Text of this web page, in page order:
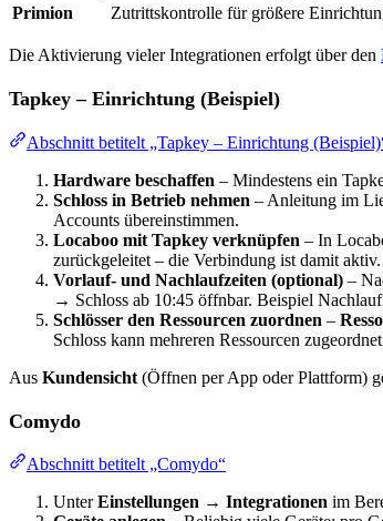
Primion
Zutrittskontrolle für größere
Die Aktivierung vieler Integrationen erfolgt über den
Tapkey – Einrichtung (Beispiel)
Abschnitt betitelt „Tapkey – Einrichtung
Hardware beschaffen – Mindestens ein
Schloss in Betrieb nehmen – Anleitung im
Accounts übereinstimmen.
Locaboo mit Tapkey verknüpfen – In
zurückgeleitet – die Verbindung ist damit aktiv.
Vorlauf- und Nachlaufzeiten (optional) –
→ Schloss ab 10:45 öffnbar. Beispiel
Schlösser den Ressourcen zuordnen –
Schloss kann mehreren Ressourcen
Aus Kundensicht (Öffnen per App oder Plattform)
Comydo
Abschnitt betitelt „Comydo“
UnterEinstellungen → Integrationen im